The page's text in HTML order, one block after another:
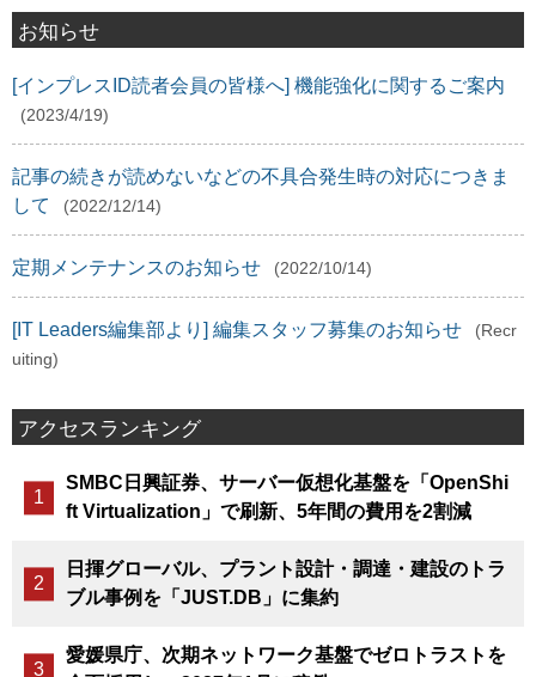
お知らせ
[インプレスID読者会員の皆様へ] 機能強化に関するご案内
(2023/4/19)
記事の続きが読めないなどの不具合発生時の対応につきま
して
(2022/12/14)
定期メンテナンスのお知らせ (2022/10/14)
[IT Leaders編集部より] 編集スタッフ募集のお知らせ
(Recr
uiting)
アクセスランキング
SMBC日興証券、サーバー仮想化基盤を「OpenShi
ft Virtualization」で刷新、5年間の費用を2割減
日揮グローバル、プラント設計・調達・建設のトラ
ブル事例を「JUST.DB」に集約
愛媛県庁、次期ネットワーク基盤でゼロトラストを